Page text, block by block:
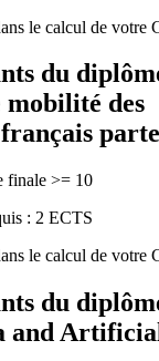
le calcul de votre
du
des
finale >= 10
: 2 ECTS
le calcul de votre
du
and